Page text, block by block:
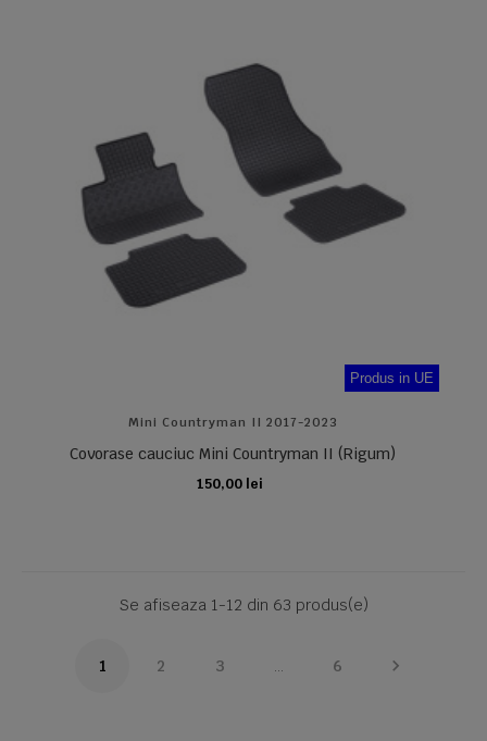
Produs in UE
Mini Countryman II 2017-2023
Covorase cauciuc Mini Countryman II (Rigum)
150,00 lei
ADAUGA IN COS
Se afiseaza 1-12 din 63 produs(e)
1 2 3 6 